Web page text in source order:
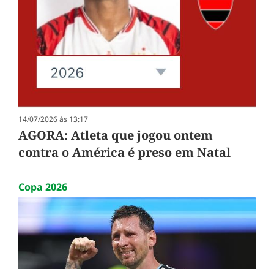
14/07/2026 às 13:17
AGORA: Atleta que jogou ontem
contra o América é preso em Natal
Copa 2026